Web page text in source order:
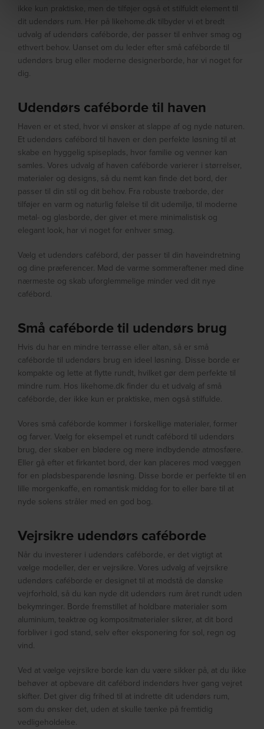
ikke kun praktiske, men de tilføjer også et stilfuldt element til
dit udendørs rum. Her på likehome.dk tilbyder vi et bredt
udvalg af udendørs caféborde, der passer til enhver smag og
ethvert behov. Uanset om du leder efter små caféborde til
udendørs brug eller moderne designerborde, har vi noget for
dig.
Udendørs caféborde til haven
Haven er et sted, hvor vi ønsker at slappe af og nyde naturen.
Et udendørs cafébord til haven er den perfekte løsning til at
skabe en hyggelig spiseplads, hvor familie og venner kan
samles. Vores udvalg af haven caféborde varierer i størrelser,
materialer og designs, så du nemt kan finde det bord, der
passer til din stil og dit behov. Fra robuste træborde, der
tilføjer en varm og naturlig følelse til dit udemiljø, til moderne
metal- og glasborde, der giver et mere minimalistisk og
elegant look, har vi noget for enhver smag.
Vælg et udendørs cafébord, der passer til din haveindretning
og dine præferencer. Mød de varme sommeraftener med dine
nærmeste og skab uforglemmelige minder ved dit nye
cafébord.
Små caféborde til udendørs brug
Hvis du har en mindre terrasse eller altan, så er små
caféborde til udendørs brug en ideel løsning. Disse borde er
kompakte og lette at flytte rundt, hvilket gør dem perfekte til
mindre rum. Hos likehome.dk finder du et udvalg af små
caféborde, der ikke kun er praktiske, men også stilfulde.
Vores små caféborde kommer i forskellige materialer, former
og farver. Vælg for eksempel et rundt cafébord til udendørs
brug, der skaber en blødere og mere indbydende atmosfære.
Eller gå efter et firkantet bord, der kan placeres mod væggen
for en pladsbesparende løsning. Disse borde er perfekte til en
lille morgenkaffe, en romantisk middag for to eller bare til at
nyde solens stråler med en god bog.
Vejrsikre udendørs caféborde
Når du investerer i udendørs caféborde, er det vigtigt at
vælge modeller, der er vejrsikre. Vores udvalg af vejrsikre
udendørs caféborde er designet til at modstå de danske
vejrforhold, så du kan nyde dit udendørs rum året rundt uden
bekymringer. Borde fremstillet af holdbare materialer som
aluminium, teaktræ og kompositmaterialer sikrer, at dit bord
forbliver i god stand, selv efter eksponering for sol, regn og
vind.
Ved at vælge vejrsikre borde kan du være sikker på, at du ikke
behøver at opbevare dit cafébord indendørs hver gang vejret
skifter. Det giver dig frihed til at indrette dit udendørs rum,
som du ønsker det, uden at skulle tænke på fremtidig
vedligeholdelse.